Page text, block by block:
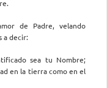
de Padre, velando
a decir:
sea tu Nombre;
en la tierra como en el